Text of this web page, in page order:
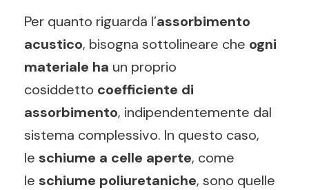
Per quanto riguarda l’assorbimento
acustico, bisogna sottolineare che ogni
materiale ha un proprio
cosiddetto coefficiente di
assorbimento, indipendentemente dal
sistema complessivo. In questo caso,
le schiume a celle aperte, come
le schiume poliuretaniche, sono quelle